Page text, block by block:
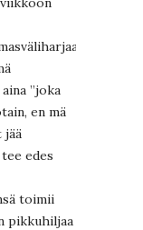
”joka
en mä
jää
edes
toimii
pikkuhiljaa